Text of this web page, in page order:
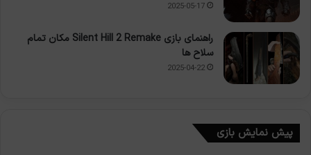
2025-05-17
راهنمای بازی Silent Hill 2 Remake مکان تمام
سلاح ها
2025-04-22
پیش نمایش بازی